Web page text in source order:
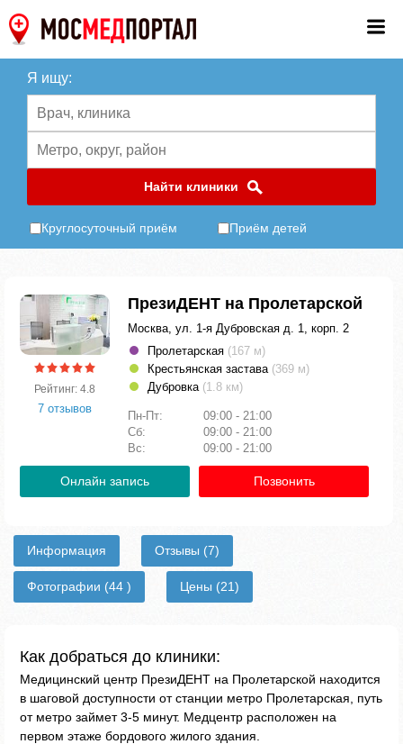
Я ищу:
Найти клиники
Круглосуточный приём Приём детей
Рейтинг: 4.8
7 отзывов
ПрезиДЕНТ на Пролетарской
Москва, ул. 1-я Дубровская д. 1, корп. 2
Пролетарская (167 м)
Крестьянская застава (369 м)
Дубровка (1.8 км)
Пн-Пт:
09:00 - 21:00
Сб:
09:00 - 21:00
Вс:
09:00 - 21:00
Онлайн запись Позвонить
Информация Отзывы (7)
Фотографии (44 ) Цены (21)
Как добраться до клиники:
Медицинский центр ПрезиДЕНТ на Пролетарской находится
в шаговой доступности от станции метро Пролетарская, путь
от метро займет 3-5 минут. Медцентр расположен на
первом этаже бордового жилого здания.